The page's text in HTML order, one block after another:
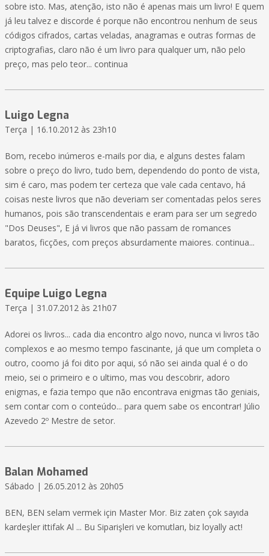
sobre isto. Mas, atenção, isto não é apenas mais um livro! E quem
já leu talvez e discorde é porque não encontrou nenhum de seus
códigos cifrados, cartas veladas, anagramas e outras formas de
criptografias, claro não é um livro para qualquer um, não pelo
preço, mas pelo teor... continua
Luigo Legna
Terça | 16.10.2012 às 23h10
Bom, recebo inúmeros e-mails por dia, e alguns destes falam
sobre o preço do livro, tudo bem, dependendo do ponto de vista,
sim é caro, mas podem ter certeza que vale cada centavo, há
coisas neste livros que não deveriam ser comentadas pelos seres
humanos, pois são transcendentais e eram para ser um segredo
"Dos Deuses", E já vi livros que não passam de romances
baratos, ficções, com preços absurdamente maiores. continua...
Equipe Luigo Legna
Terça | 31.07.2012 às 21h07
Adorei os livros... cada dia encontro algo novo, nunca vi livros tão
complexos e ao mesmo tempo fascinante, já que um completa o
outro, coomo já foi dito por aqui, só não sei ainda qual é o do
meio, sei o primeiro e o ultimo, mas vou descobrir, adoro
enigmas, e fazia tempo que não encontrava enigmas tão geniais,
sem contar com o conteúdo... para quem sabe os encontrar! Júlio
Azevedo 2º Mestre de setor.
Balan Mohamed
Sábado | 26.05.2012 às 20h05
BEN, BEN selam vermek için Master Mor. Biz zaten çok sayıda
kardeşler ittifak Al ... Bu Siparişleri ve komutları, biz loyally act!